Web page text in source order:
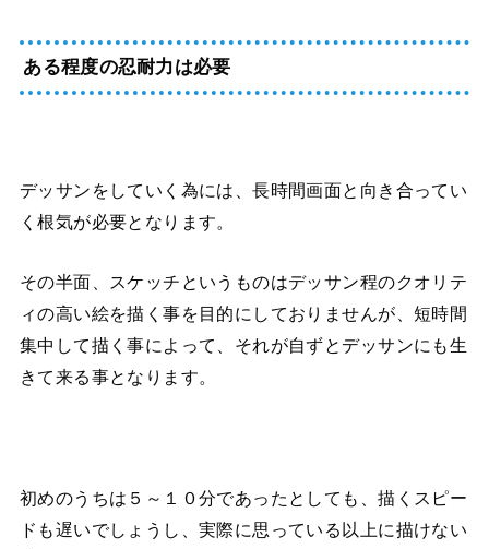
ある程度の忍耐力は必要
デッサンをしていく為には、長時間画面と向き合ってい
く根気が必要となります。
その半面、スケッチというものはデッサン程のクオリテ
ィの高い絵を描く事を目的にしておりませんが、短時間
集中して描く事によって、それが自ずとデッサンにも生
きて来る事となります。
初めのうちは５～１０分であったとしても、描くスピー
ドも遅いでしょうし、実際に思っている以上に描けない